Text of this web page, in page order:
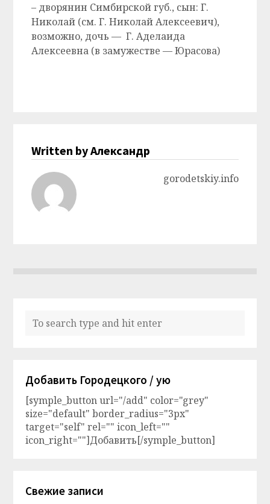
– дворянин Симбирской губ., сын: Г.
Николай (см. Г. Николай Алексеевич),
возможно, дочь — Г. Аделаида
Алексеевна (в замужестве — Юрасова)
Written by Александр
gorodetskiy.info
Добавить Городецкого / ую
[symple_button url="/add" color="grey"
size="default" border_radius="3px"
target="self" rel="" icon_left=""
icon_right=""]Добавить[/symple_button]
Свежие записи